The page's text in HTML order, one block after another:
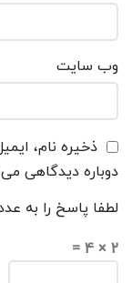
وب‌ سایت
ذخیره نام،
دوباره دیدگاهی
لطفا پاسخ را به
2 × 4 =